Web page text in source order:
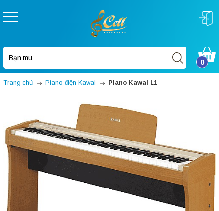
0
Trang chủ Piano điện Kawai Piano Kawai L1